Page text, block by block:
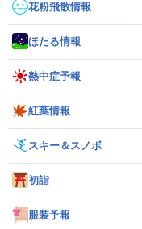
花粉飛散情報
ほたる情報
熱中症予報
紅葉情報
スキー＆スノボ
初詣
服装予報